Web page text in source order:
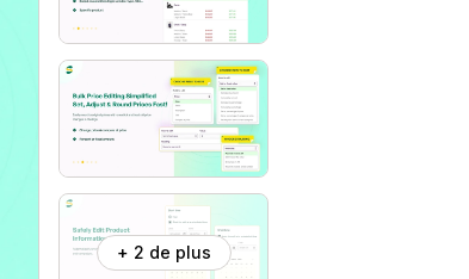
+ 2 de plus